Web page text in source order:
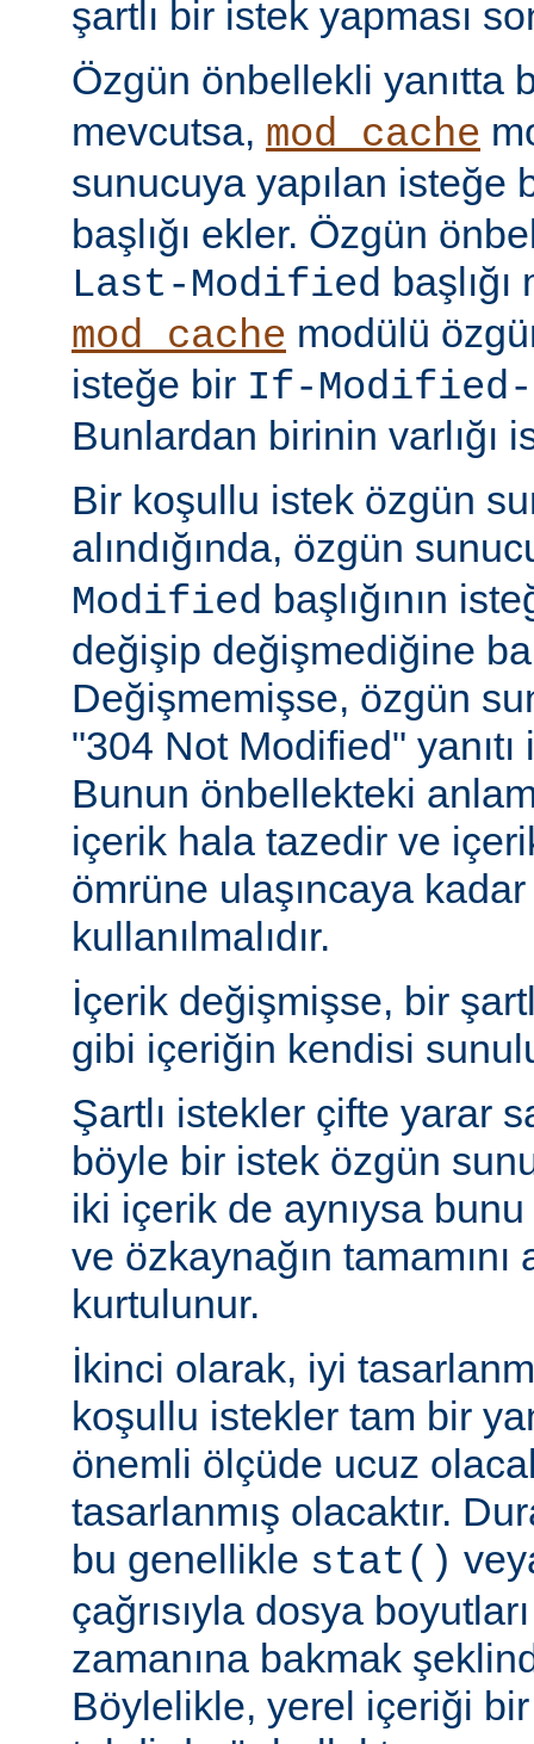
şartlı bir istek yapması
Özgün önbellekli yanıtta
mevcutsa, mod_cache
sunucuya yapılan isteğe
başlığı ekler. Özgün
Last-Modified
mod_cache modülü
isteğe bir If-Modified-
Bunlardan birinin varlığı
Bir koşullu istek özgün
alındığında, özgün
Modified başlığının
değişip değişmediğine
Değişmemişse, özgün
"304 Not Modified"
Bunun önbellekteki
içerik hala tazedir ve
ömrüne ulaşıncaya
kullanılmalıdır.
İçerik değişmişse, bir
gibi içeriğin kendisi
Şartlı istekler çifte yarar
böyle bir istek özgün
iki içerik de aynıysa
ve özkaynağın
kurtulunur.
İkinci olarak, iyi
koşullu istekler tam bir
önemli ölçüde ucuz
tasarlanmış olacaktır.
bu genellikle stat()
çağrısıyla dosya
zamanına bakmak
Böylelikle, yerel içeriği bir